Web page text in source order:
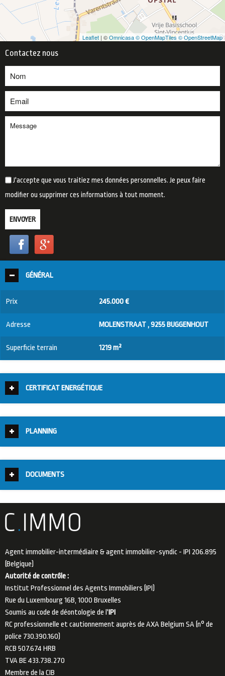
Leaflet | ©Omnicasa ©OpenMapTiles ©OpenStreetMap
Contactez nous
J'accepte que vous traitiez mes données personnelles. Je peux faire
modifier ou supprimer ces informations à tout moment.
ENVOYER
GÉNÉRAL
Prix 245.000 €
Adresse MOLENSTRAAT , 9255 BUGGENHOUT
Superficie terrain 1219 m²
CERTIFICAT ENERGÉTIQUE
PLANNING
DOCUMENTS
Agent immobilier-intermédiaire & agent immobilier-syndic - IPI 206.895
(Belgique)
Autorité de contrôle :
Institut Professionnel des Agents Immobiliers (IPI)
Rue du Luxembourg 16B, 1000 Bruxelles
Soumis au code de déontologie de l'IPI
RC professionnelle et cautionnement auprès de AXA Belgium SA (n° de
police 730.390.160)
RCB 507.674 HRB
TVA BE 433.738.270
Membre de la CIB